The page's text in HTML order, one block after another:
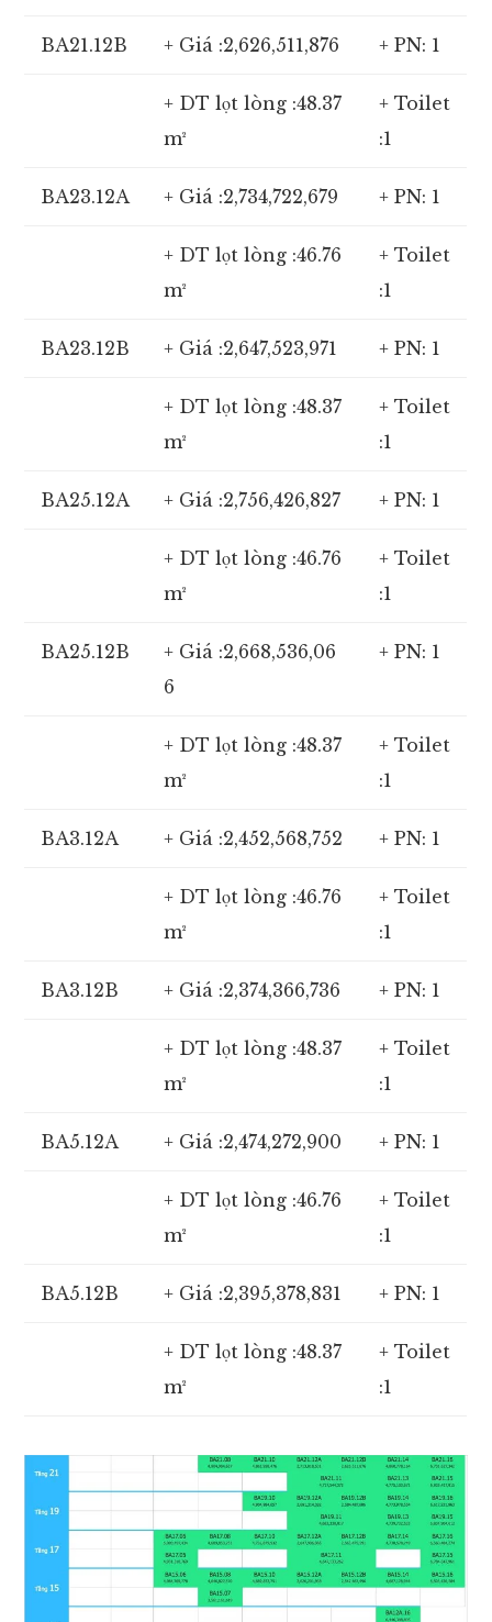
BA21.12B + Giá :2,626,511,876 + PN: 1
+ DT lọt lòng :48.37
m²
+ Toilet
:1
BA23.12A + Giá :2,734,722,679 + PN: 1
+ DT lọt lòng :46.76
m²
+ Toilet
:1
BA23.12B + Giá :2,647,523,971 + PN: 1
+ DT lọt lòng :48.37
m²
+ Toilet
:1
BA25.12A + Giá :2,756,426,827 + PN: 1
+ DT lọt lòng :46.76
m²
+ Toilet
:1
BA25.12B
+ Giá :2,668,536,06
6
+ PN: 1
+ DT lọt lòng :48.37
m²
+ Toilet
:1
BA3.12A + Giá :2,452,568,752 + PN: 1
+ DT lọt lòng :46.76
m²
+ Toilet
:1
BA3.12B + Giá :2,374,366,736 + PN: 1
+ DT lọt lòng :48.37
m²
+ Toilet
:1
BA5.12A + Giá :2,474,272,900 + PN: 1
+ DT lọt lòng :46.76
m²
+ Toilet
:1
BA5.12B + Giá :2,395,378,831 + PN: 1
+ DT lọt lòng :48.37
m²
+ Toilet
:1